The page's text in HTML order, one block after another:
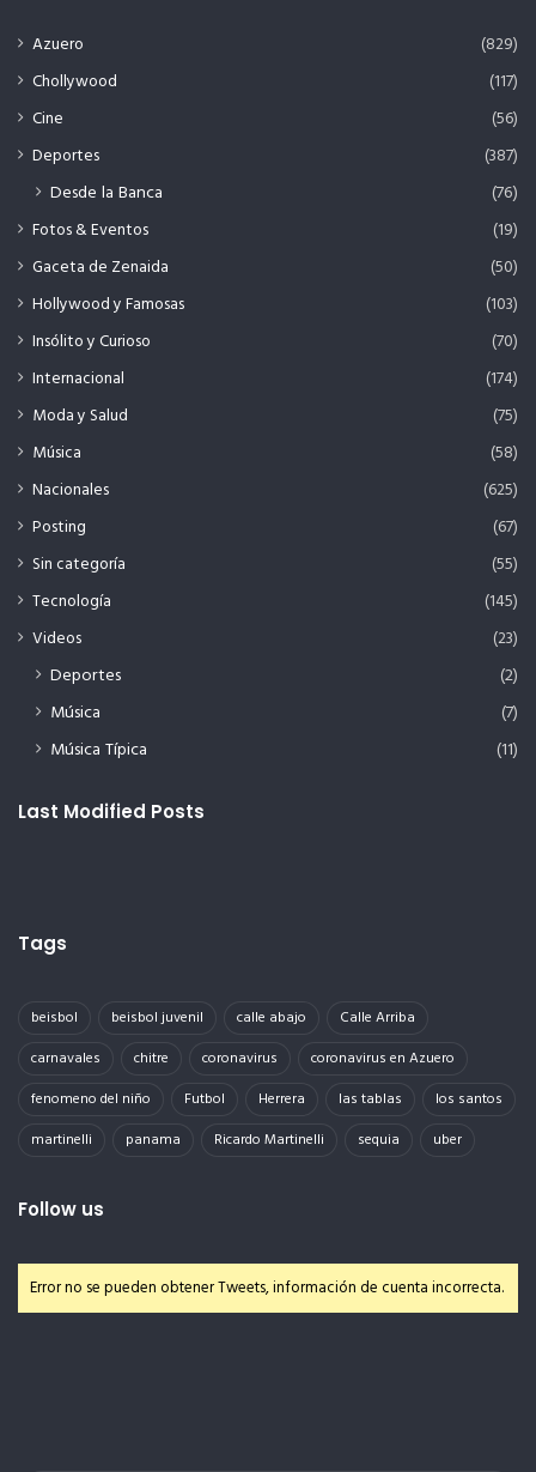
Azuero
(829)
Chollywood
(117)
Cine
(56)
Deportes
(387)
Desde la Banca (76)
Fotos & Eventos
(19)
Gaceta de Zenaida
(50)
Hollywood y Famosas
(103)
Insólito y Curioso
(70)
Internacional
(174)
Moda y Salud
(75)
Música
(58)
Nacionales
(625)
Posting
(67)
Sin categoría
(55)
Tecnología
(145)
Videos
(23)
Deportes
(2)
Música
(7)
Música Típica
(11)
Last Modified Posts
Tags
beisbol beisbol juvenil calle abajo
Calle Arriba
carnavales
chitre coronavirus
coronavirus en Azuero
fenomeno del niño
Futbol Herrera las tablas
los santos
martinelli
panama Ricardo Martinelli sequia uber
Follow us
Error no se pueden obtener Tweets, información de cuenta incorrecta.